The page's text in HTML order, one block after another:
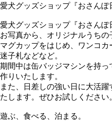
愛犬グッズショップ『おさんぽ
愛犬グッズショップ『おさんぽ
お写真から、オリジナルうちの
マグカップをはじめ、ワンコ
迷子札などなど。
期間中は缶バッジマシンを持
作りいたします。
また、日差しの強い日に大活
たします。ぜひお試しください
遊ぶ、食べる、泊まる。